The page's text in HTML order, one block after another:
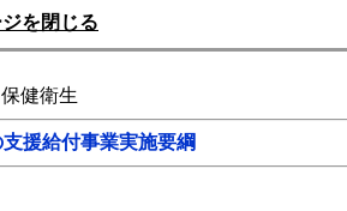
を閉じる
健衛生
援給付事業実施要綱